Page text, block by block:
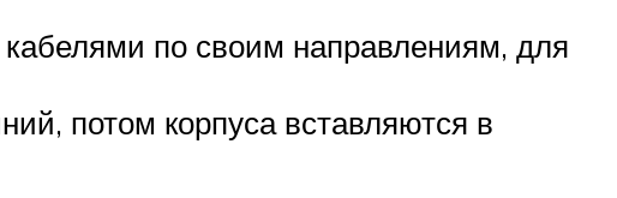
по своим направлениям, для
потом корпуса вставляются в